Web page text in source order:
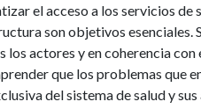
el acceso a los servicios
son objetivos esenciales.
los actores y en coherencia con
que los problemas que
del sistema de salud y